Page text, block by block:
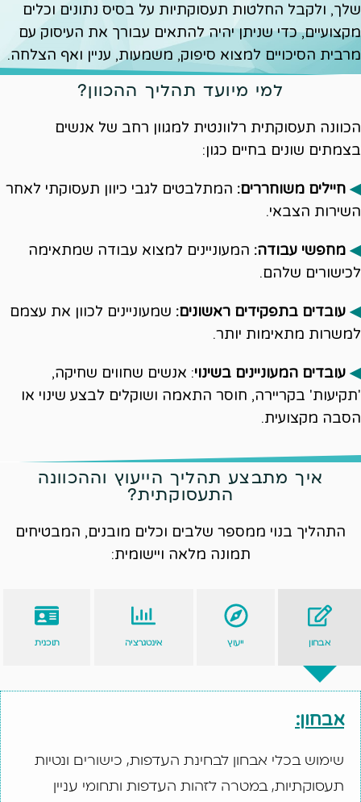
שלך, ולקבל החלטות תעסוקתיות על בסיס נתונים וכלים
מקצועיים, כדי שניתן יהיה להתאים עבורך את העיסוק עם
מרבית הסיכויים למצוא סיפוק, משמעות, עניין ואף הצלחה.
למי מיועד תהליך ההכוון?
הכוונה תעסוקתית רלוונטית למגוון רחב של אנשים
בצמתים שונים בחיים כגון:
◀ חיילים משוחררים: המתלבטים לגבי כיוון תעסוקתי לאחר
השירות הצבאי.
◀ מחפשי עבודה: המעוניינים למצוא עבודה שמתאימה
לכישורים שלהם.
◀ עובדים בתפקידים ראשונים: שמעוניינים לכוון את עצמם
למשרות מתאימות יותר.
◀ עובדים המעוניינים בשינוי: אנשים שחווים שחיקה,
'תקיעות' בקריירה, חוסר התאמה ושוקלים לבצע שינוי או
הסבה מקצועית.
איך מתבצע תהליך הייעוץ וההכוונה
התעסוקתית?
התהליך בנוי ממספר שלבים וכלים מובנים, המבטיחים
תמונה מלאה ויישומית:
אבחון ייעוץ אינטגרציה תוכנית
אבחון:
שימוש בכלי אבחון לבחינת העדפות, כישורים ונטיות
תעסוקתיות, במטרה לזהות העדפות ותחומי עניין